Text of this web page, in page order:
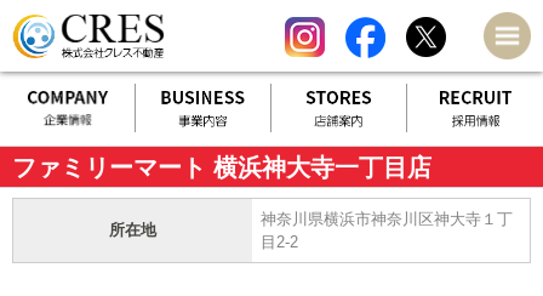
ファミリーマート 横浜神大寺一丁目店
所在地
神奈川県横浜市神奈川区神大寺１丁
目2-2